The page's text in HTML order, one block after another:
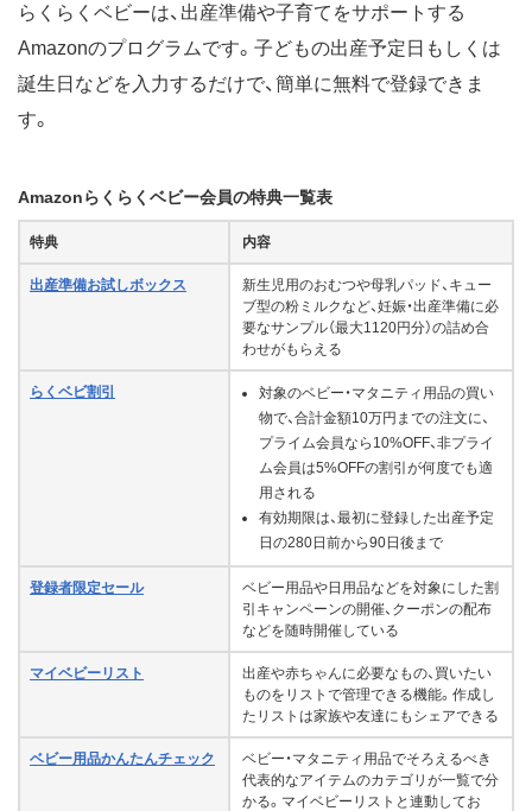
らくらくベビーは、出産準備や子育てをサポートする
Amazonのプログラムです。子どもの出産予定日もしくは
誕生日などを入力するだけで、簡単に無料で登録できま
す。
Amazonらくらくベビー会員の特典一覧表
特典 内容
出産準備お試しボックス
新生児用のおむつや母乳パッド、キュー
ブ型の粉ミルクなど、妊娠・出産準備に必
要なサンプル（最大1120円分）の詰め合
わせがもらえる
らくベビ割引
対象のベビー・マタニティ用品の買い
物で、合計金額10万円までの注文に、
プライム会員なら10%OFF、非プライ
ム会員は5%OFFの割引が何度でも適
用される
有効期限は、最初に登録した出産予定
日の280日前から90日後まで
登録者限定セール
ベビー用品や日用品などを対象にした割
引キャンペーンの開催、クーポンの配布
などを随時開催している
マイベビーリスト
出産や赤ちゃんに必要なもの、買いたい
ものをリストで管理できる機能。作成し
たリストは家族や友達にもシェアできる
ベビー用品かんたんチェック
ベビー・マタニティ用品でそろえるべき
代表的なアイテムのカテゴリが一覧で分
かる。マイベビーリストと連動してお